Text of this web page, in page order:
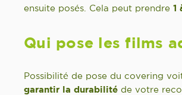
ensuite posés. Cela peut prendre 1
Qui pose les films
Possibilité de pose du covering
garantir la durabilité de votre